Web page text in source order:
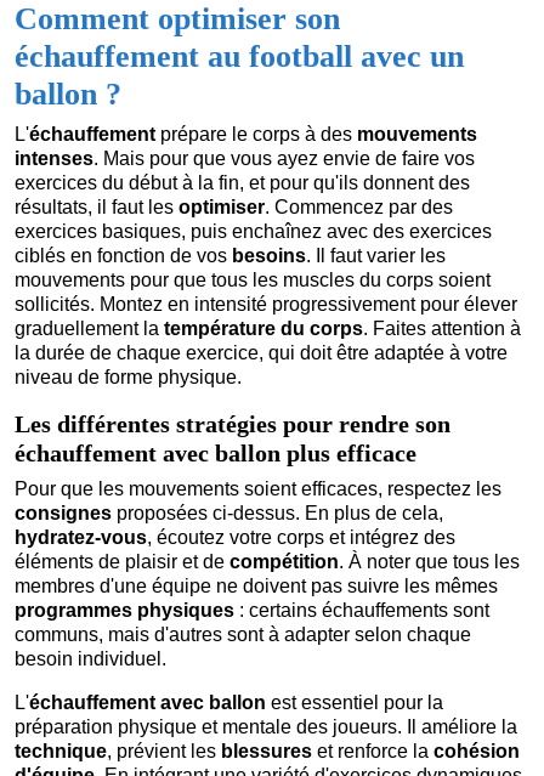
Comment optimiser son
échauffement au football avec un
ballon ?
L'échauffement prépare le corps à des mouvements
intenses. Mais pour que vous ayez envie de faire vos
exercices du début à la fin, et pour qu'ils donnent des
résultats, il faut les optimiser. Commencez par des
exercices basiques, puis enchaînez avec des exercices
ciblés en fonction de vos besoins. Il faut varier les
mouvements pour que tous les muscles du corps soient
sollicités. Montez en intensité progressivement pour élever
graduellement la température du corps. Faites attention à
la durée de chaque exercice, qui doit être adaptée à votre
niveau de forme physique.
Les différentes stratégies pour rendre son
échauffement avec ballon plus efficace
Pour que les mouvements soient efficaces, respectez les
consignes proposées ci-dessus. En plus de cela,
hydratez-vous, écoutez votre corps et intégrez des
éléments de plaisir et de compétition. À noter que tous les
membres d'une équipe ne doivent pas suivre les mêmes
programmes physiques : certains échauffements sont
communs, mais d'autres sont à adapter selon chaque
besoin individuel.
L'échauffement avec ballon est essentiel pour la
préparation physique et mentale des joueurs. Il améliore la
technique, prévient les blessures et renforce la cohésion